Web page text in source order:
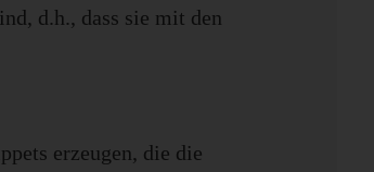
d.h., dass sie mit den
erzeugen, die die